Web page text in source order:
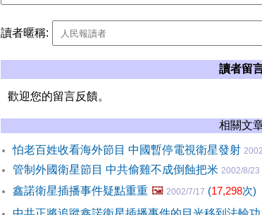
讀者暱稱:
讀者留
歡迎您的留言反饋。
相關文
怕老百姓收看海外節目 中國暫停電視衛星發射
管制外國衛星節目 中共偷雞不成倒蝕把米 2002/8/23
鑫諾衛星插播事件疑點重重 🖼️ 2002/7/17 (17,298次)